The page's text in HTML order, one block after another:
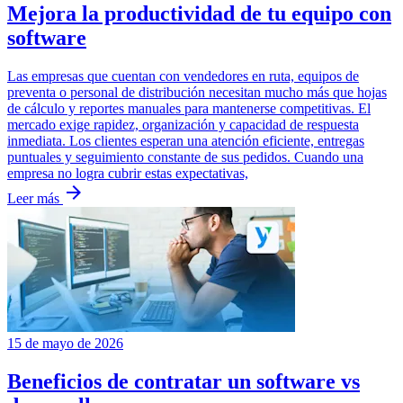
Mejora la productividad de tu equipo con
software
Las empresas que cuentan con vendedores en ruta, equipos de
preventa o personal de distribución necesitan mucho más que hojas
de cálculo y reportes manuales para mantenerse competitivas. El
mercado exige rapidez, organización y capacidad de respuesta
inmediata. Los clientes esperan una atención eficiente, entregas
puntuales y seguimiento constante de sus pedidos. Cuando una
empresa no logra cubrir estas expectativas,
Leer más arrow_forward
15 de mayo de 2026
Beneficios de contratar un software vs